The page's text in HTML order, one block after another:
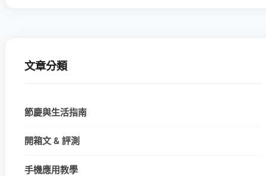
文章分類
節慶與生活指南
開箱文 & 評測
手機應用教學